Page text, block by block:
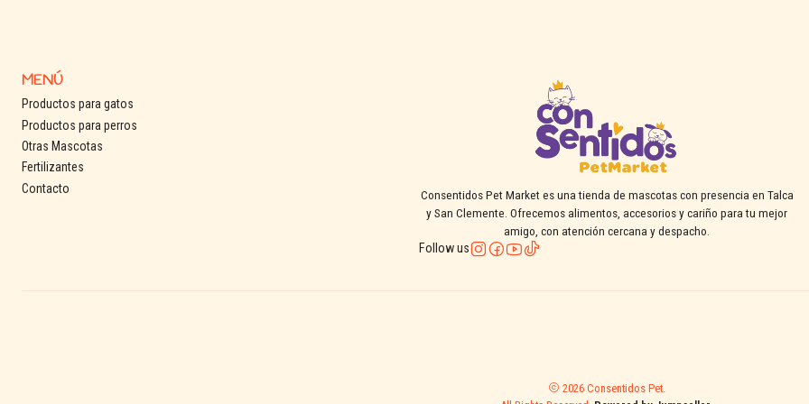
MENÚ
Productos para gatos
Productos para perros
Otras Mascotas
Fertilizantes
Contacto
Consentidos Pet Market es una tienda de mascotas con presencia en Talca
y San Clemente. Ofrecemos alimentos, accesorios y cariño para tu mejor
amigo, con atención cercana y despacho.
Follow us
2026 Consentidos Pet.